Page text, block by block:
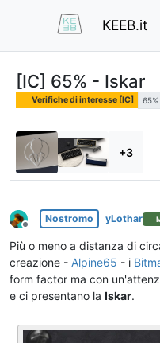
KEEB.it
[IC] 65% - Iskar
Verifiche di interesse [IC] 65%
+3
Non in linea
Nostromo yLothar
Più o meno a distanza di
creazione - Alpine65 - i
form factor ma con
e ci presentano la Iskar.